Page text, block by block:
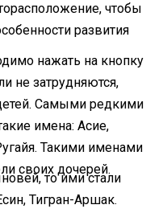
чтобы
развития
нажать на кнопку
не затрудняются,
Самыми редкими
имена: Асие,
Такими именами
своих дочерей.
то ими стали
Тигран-Аршак.